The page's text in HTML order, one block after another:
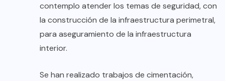
contemplo atender los temas de seguridad, con
la construcción de la infraestructura perimetral,
para aseguramiento de la infraestructura
interior.
Se han realizado trabajos de cimentación,